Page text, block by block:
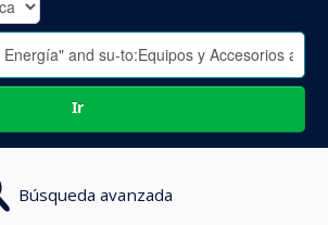
Ir
Búsqueda avanzada